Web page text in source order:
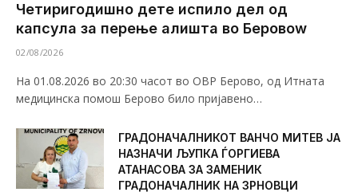
Четиригодишно дете испило дел од
капсула за перење алишта во Беровоw
02/08/2026
На 01.08.2026 во 20:30 часот во ОВР Берово, од Итната
медицинска помош Берово било пријавено…
ГРАДОНАЧАЛНИКОТ ВАНЧО МИТЕВ ЈА
НАЗНАЧИ ЉУПКА ЃОРГИЕВА
АТАНАСОВА ЗА ЗАМЕНИК
ГРАДОНАЧАЛНИК НА ЗРНОВЦИ